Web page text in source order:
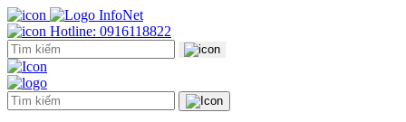
Hotline: 0916118822